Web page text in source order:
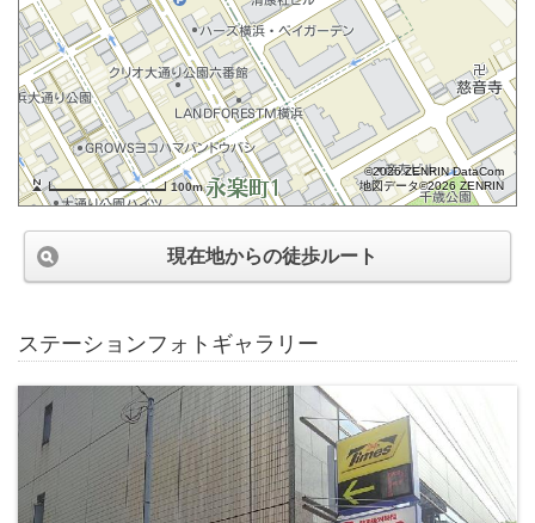
100m
©2026 ZENRIN DataCom
地図データ©2026 ZENRIN
現在地からの徒歩ルート
ステーションフォトギャラリー